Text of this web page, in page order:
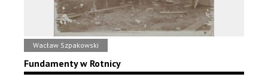
Wacław Szpakowski
Fundamenty w Rotnicy